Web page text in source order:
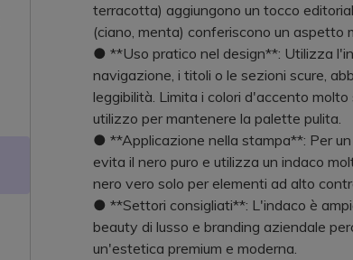
terracotta) aggiungono un tocco
(ciano, menta) conferiscono un aspetto
● **Uso pratico nel design**: Utilizza
navigazione, i titoli o le sezioni scure,
leggibilità. Limita i colori d'accento
utilizzo per mantenere la palette pulita.
● **Applicazione nella stampa**: Per
evita il nero puro e utilizza un indaco
nero vero solo per elementi ad alto
● **Settori consigliati**: L'indaco è
beauty di lusso e branding aziendale
un'estetica premium e moderna.